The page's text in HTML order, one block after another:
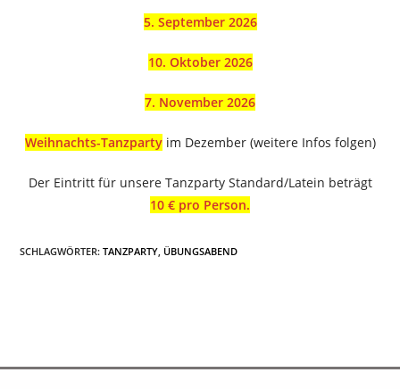
5. September 2026
10. Oktober 2026
7. November 2026
Weihnachts-Tanzpartyim Dezember (weitere Infos folgen)
Der Eintritt für unsere Tanzparty Standard/Latein beträgt
10 € pro Person.
SCHLAGWÖRTER:TANZPARTY, ÜBUNGSABEND